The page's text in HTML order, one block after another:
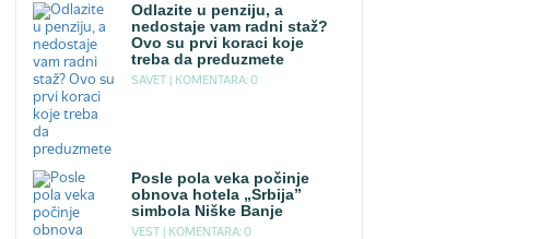
Odlazite u penziju, a
nedostaje vam radni staž?
Ovo su prvi koraci koje
treba da preduzmete
SAVET | KOMENTARA: 0
Posle pola veka počinje
obnova hotela „Srbija”
simbola Niške Banje
VEST | KOMENTARA: 0